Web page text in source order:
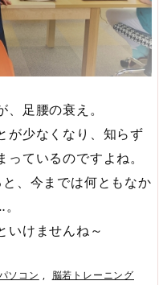
足腰の衰え。
が少なくなり、知らず
ているのですよね。
、今までは何ともなか
いけませんね～
ソコン , 脳若トレーニング